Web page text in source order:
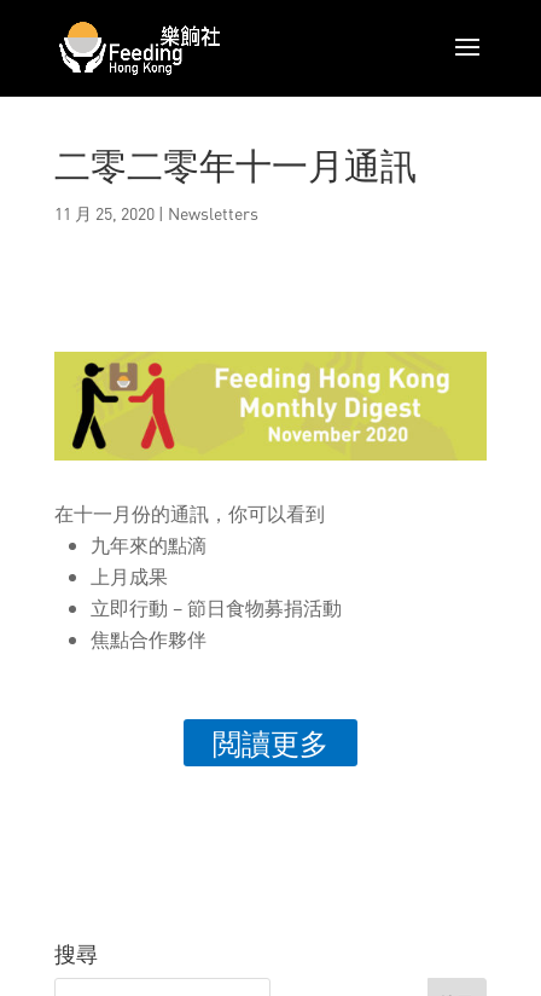
二零二零年十一月通訊
11 月 25, 2020| Newsletters
在十一月份的通訊，你可以看到
九年來的點滴
上月成果
立即行動 – 節日食物募捐活動
焦點合作夥伴
閲讀更多
搜尋